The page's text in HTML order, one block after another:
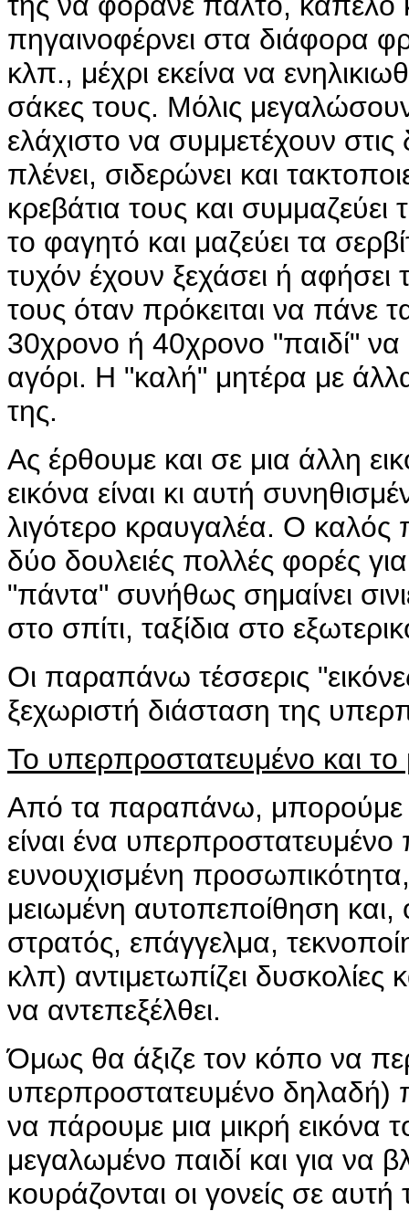
πηγαινοφέρνει στα διάφορα
κλπ., μέχρι εκείνα να
σάκες τους. Μόλις
ελάχιστο να συμμετέχουν
πλένει, σιδερώνει και
κρεβάτια τους και συμμαζεύει
το φαγητό και μαζεύει τα
τυχόν έχουν ξεχάσει ή αφήσει
τους όταν πρόκειται να πάνε
30χρονο ή 40χρονο "παιδί" να
αγόρι. Η "καλή" μητέρα με
της.
Ας έρθουμε και σε μια άλλη
εικόνα είναι κι αυτή
λιγότερο κραυγαλέα. Ο καλός
δύο δουλειές πολλές φορές
"πάντα" συνήθως σημαίνει
στο σπίτι, ταξίδια στο
Οι παραπάνω τέσσερις
ξεχωριστή διάσταση της
Το υπερπροστατευμένο και
Από τα παραπάνω, μπορούμε
είναι ένα υπερπροστατευμένο
ευνουχισμένη
μειωμένη αυτοπεποίθηση και,
στρατός, επάγγελμα,
κλπ) αντιμετωπίζει
να αντεπεξέλθει.
Όμως θα άξιζε τον κόπο να
υπερπροστατευμένο δηλαδή)
να πάρουμε μια μικρή εικόνα
μεγαλωμένο παιδί και για να
κουράζονται οι γονείς σε